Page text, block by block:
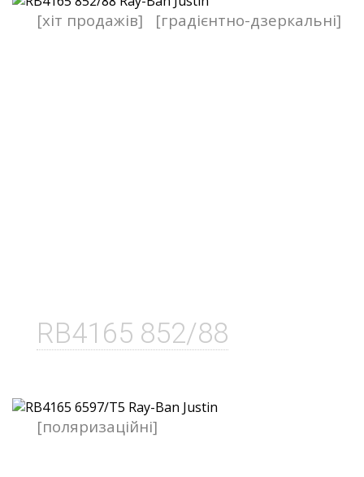
RB4165 852/88
[хіт продажів] [градієнтно-дзеркальні]
[поляризаційні]